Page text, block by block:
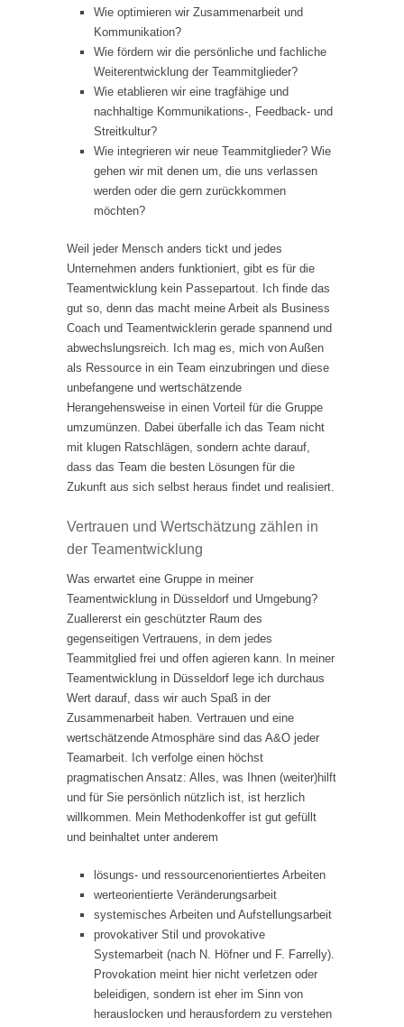
Wie optimieren wir Zusammenarbeit und
Kommunikation?
Wie fördern wir die persönliche und fachliche
Weiterentwicklung der Teammitglieder?
Wie etablieren wir eine tragfähige und
nachhaltige Kommunikations-, Feedback- und
Streitkultur?
Wie integrieren wir neue Teammitglieder? Wie
gehen wir mit denen um, die uns verlassen
werden oder die gern zurückkommen
möchten?
Weil jeder Mensch anders tickt und jedes
Unternehmen anders funktioniert, gibt es für die
Teamentwicklung kein Passepartout. Ich finde das
gut so, denn das macht meine Arbeit als Business
Coach und Teamentwicklerin gerade spannend und
abwechslungsreich. Ich mag es, mich von Außen
als Ressource in ein Team einzubringen und diese
unbefangene und wertschätzende
Herangehensweise in einen Vorteil für die Gruppe
umzumünzen. Dabei überfalle ich das Team nicht
mit klugen Ratschlägen, sondern achte darauf,
dass das Team die besten Lösungen für die
Zukunft aus sich selbst heraus findet und realisiert.
Vertrauen und Wertschätzung zählen in
der Teamentwicklung
Was erwartet eine Gruppe in meiner
Teamentwicklung in Düsseldorf und Umgebung?
Zuallererst ein geschützter Raum des
gegenseitigen Vertrauens, in dem jedes
Teammitglied frei und offen agieren kann. In meiner
Teamentwicklung in Düsseldorf lege ich durchaus
Wert darauf, dass wir auch Spaß in der
Zusammenarbeit haben. Vertrauen und eine
wertschätzende Atmosphäre sind das A&O jeder
Teamarbeit. Ich verfolge einen höchst
pragmatischen Ansatz: Alles, was Ihnen (weiter)hilft
und für Sie persönlich nützlich ist, ist herzlich
willkommen. Mein Methodenkoffer ist gut gefüllt
und beinhaltet unter anderem
lösungs- und ressourcenorientiertes Arbeiten
werteorientierte Veränderungsarbeit
systemisches Arbeiten und Aufstellungsarbeit
provokativer Stil und provokative
Systemarbeit (nach N. Höfner und F. Farrelly).
Provokation meint hier nicht verletzen oder
beleidigen, sondern ist eher im Sinn von
herauslocken und herausfordern zu verstehen